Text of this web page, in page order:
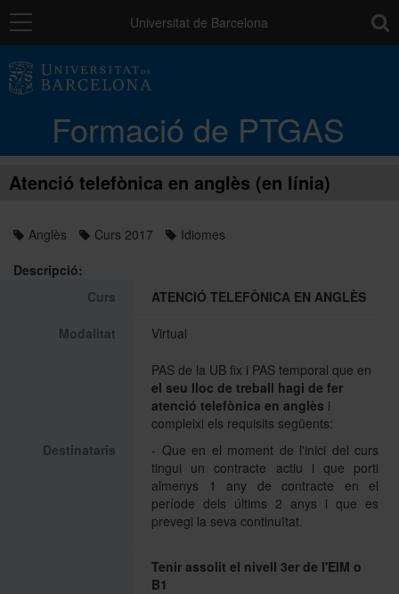
Navegació Universitat de Barcelona
Formació de PTGAS
Catàleg de la formació del PTGAS
Autoaprenentatge
Ajuts
Històric i memòries
Directori Formació
Directori UB
Atenció telefònica en anglès (en línia)
Anglès Curs 2017
Idiomes
Descripció:
Curs
ATENCIÓ TELEFÒNICA EN ANGLÈS
Modalitat Virtual
Destinataris
PAS de la UB fix i PAS temporal que en
el seu lloc de treball hagi de fer
atenció telefònica en anglès i
compleixi els requisits següents:
- Que en el moment de l'inici del curs
tingui un contracte actiu i que porti
almenys 1 any de contracte en el
període dels últims 2 anys i que es
prevegi la seva continuïtat.
Tenir assolit el nivell 3er de l'EIM o
B1